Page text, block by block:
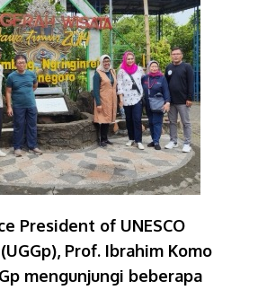
President of UNESCO
Prof. Ibrahim Komo
mengunjungi beberapa